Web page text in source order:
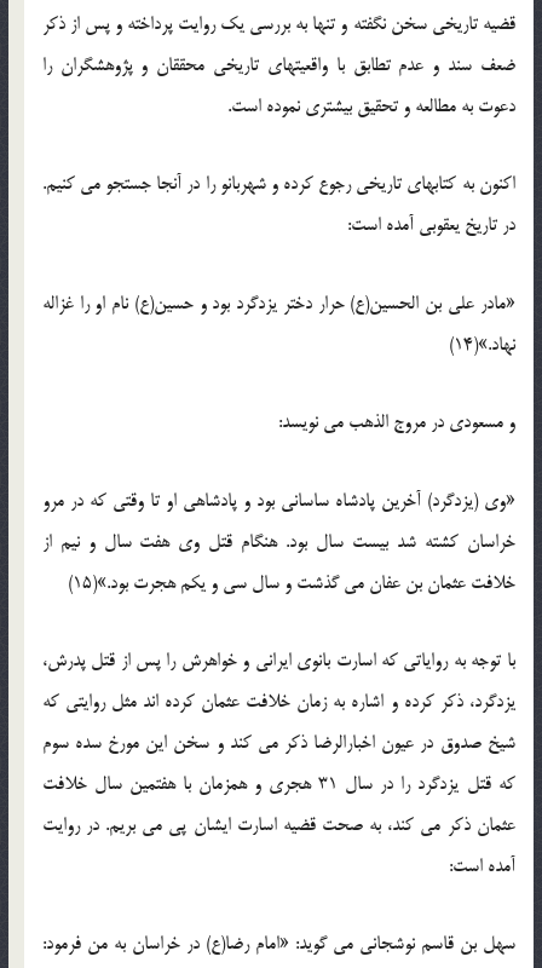
قضیه تاریخی سخن نگفته و تنها به بررسی یک روایت پرداخته و پس از ذکر
ضعف سند و عدم تطابق با واقعیتهای تاریخی محققان و پژوهشگران را
دعوت به مطالعه و تحقیق بیشتری نموده است.
اکنون به کتابهای تاریخی رجوع کرده و شهربانو را در آنجا جستجو می کنیم.
در تاریخ یعقوبی آمده است:
«مادر علی بن الحسین(ع) حرار دختر یزدگرد بود و حسین(ع) نام او را غزاله
نهاد.»(14)
و مسعودی در مروج الذهب می نویسد:
«وی (یزدگرد) آخرین پادشاه ساسانی بود و پادشاهی او تا وقتی که در مرو
خراسان کشته شد بیست سال بود. هنگام قتل وی هفت سال و نیم از
خلافت عثمان بن عفان می گذشت و سال سی و یکم هجرت بود.»(15)
با توجه به روایاتی که اسارت بانوی ایرانی و خواهرش را پس از قتل پدرش،
یزدگرد، ذکر کرده و اشاره به زمان خلافت عثمان کرده اند مثل روایتی که
شیخ صدوق در عیون اخبارالرضا ذکر می کند و سخن این مورخ سده سوم
که قتل یزدگرد را در سال 31 هجری و همزمان با هفتمین سال خلافت
عثمان ذکر می کند، به صحت قضیه اسارت ایشان پی می بریم. در روایت
آمده است:
سهل بن قاسم نوشجانی می گوید: «امام رضا(ع) در خراسان به من فرمود: